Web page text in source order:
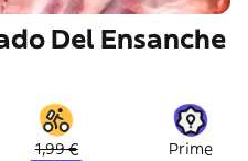
Del Ensanche
1,99 € Prime